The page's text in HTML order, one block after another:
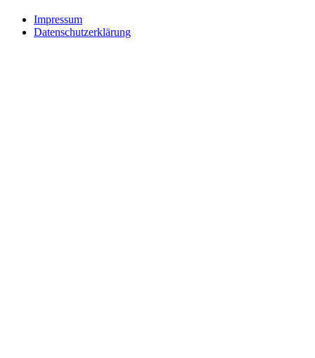
Impressum
Datenschutzerklärung